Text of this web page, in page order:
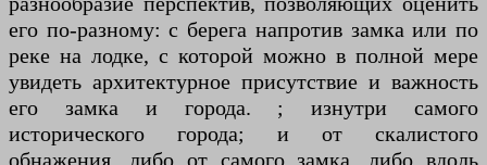
его по-разному: с берега напротив замка или по
реке на лодке, с которой можно в полной мере
увидеть архитектурное присутствие и важность
его замка и города. ; изнутри самого
исторического города; и от скалистого
обнажения, либо от самого замка, либо вдоль